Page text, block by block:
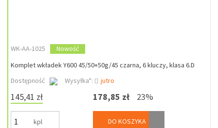
WK-AA-1025
Nowość
Komplet wkładek Y600 45/50+50g/45 czarna, 6 kluczy, klasa 6.D
Dostępność
Wysyłka*: jutro
145,41 zł
kpl
178,85 zł 23%
DO KOSZYKA